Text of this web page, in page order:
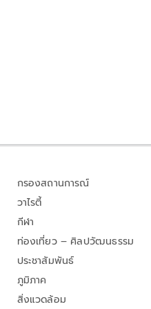
กรองสถานการณ์
วาไรตี้
กีฬา
ท่องเที่ยว – ศิลปวัฒนธรรม
ประชาสัมพันธ์
ภูมิภาค
สิ่งแวดล้อม